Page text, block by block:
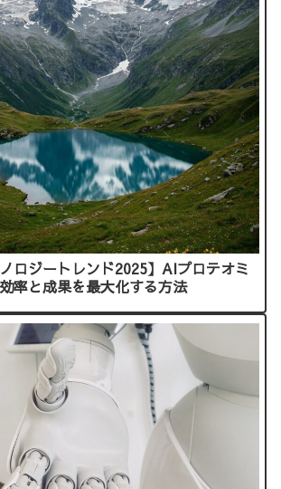
ノロジートレンド2025】AIプロテオミ
率と成果を最大化する方法